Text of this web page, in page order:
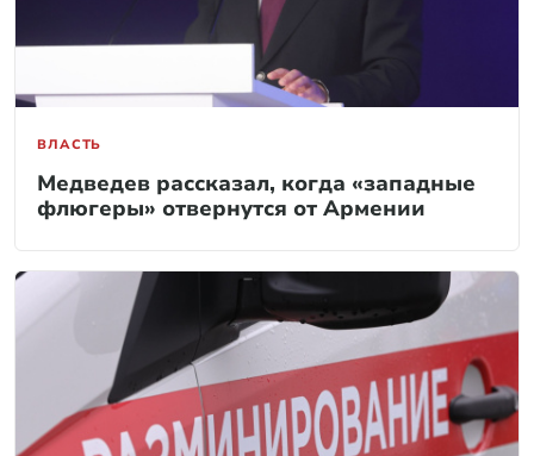
ВЛАСТЬ
Медведев рассказал, когда «западные
флюгеры» отвернутся от Армении